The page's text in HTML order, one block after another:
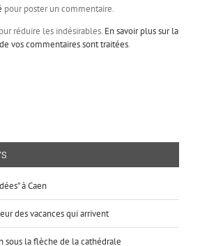
pour poster un commentaire.
réduire les indésirables. En savoir plus sur la
vos commentaires sont traitées.
à Caen
des vacances qui arrivent
sous la flèche de la cathédrale